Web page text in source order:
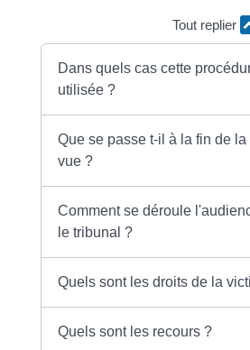
Tout replier
Dans quels cas cette
utilisée ?
Que se passe t-il à la fin de la
vue ?
Comment se déroule
le tribunal ?
Quels sont les droits de la
Quels sont les recours ?